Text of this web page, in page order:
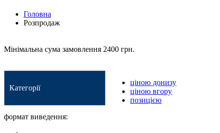
Головна
Розпродаж
Мінімальна сума замовлення 2400 грн.
Категорії
ціною донизу
ціною вгору
позицією
формат виведення: